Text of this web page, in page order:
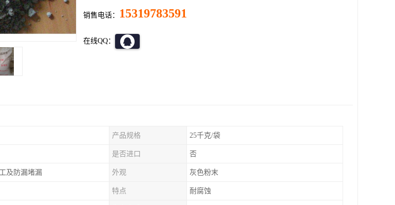
销售电话： 15319783591
在线QQ：
产品规格 25千克/袋
是否进口 否
及防漏堵漏 外观 灰色粉末
特点 耐腐蚀